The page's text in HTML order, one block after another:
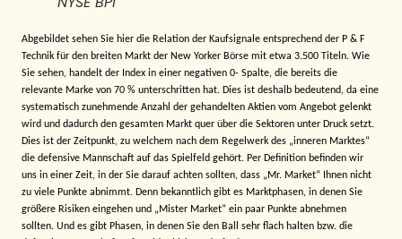
Abgebildet sehen Sie hier die Relation der Kaufsignale entsprechend der P & F
Technik für den breiten Markt der New Yorker Börse mit etwa 3.500 Titeln. Wie
Sie sehen, handelt der Index in einer negativen 0- Spalte, die bereits die
relevante Marke von 70 % unterschritten hat. Dies ist deshalb bedeutend, da eine
systematisch zunehmende Anzahl der gehandelten Aktien vom Angebot gelenkt
wird und dadurch den gesamten Markt quer über die Sektoren unter Druck setzt.
Dies ist der Zeitpunkt, zu welchem nach dem Regelwerk des „inneren Marktes“
die defensive Mannschaft auf das Spielfeld gehört. Per Definition befinden wir
uns in einer Zeit, in der Sie darauf achten sollten, dass „Mr. Market“ Ihnen nicht
zu viele Punkte abnimmt. Denn bekanntlich gibt es Marktphasen, in denen Sie
größere Risiken eingehen und „Mister Market“ ein paar Punkte abnehmen
sollten. Und es gibt Phasen, in denen Sie den Ball sehr flach halten bzw. die